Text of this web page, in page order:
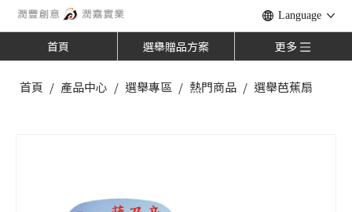
Language
首頁 選舉贈品方案 更多
首頁 / 產品中心 / 選舉專區 / 熱門商品 / 選舉芭蕉扇